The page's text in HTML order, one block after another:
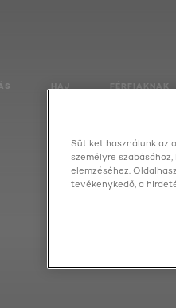
HAJ FÉRFIAKNAK
Sütiket használunk az
személyre
elemzéséhez.
tevékenykedő, a